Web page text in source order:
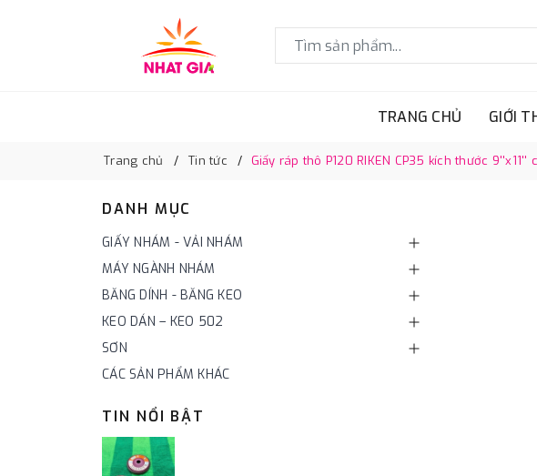
TRANG CHỦ GIỚI
Trang chủ Tin tức Giấy ráp thô P120 RIKEN CP35 kích thước
DANH MỤC
GIẤY NHÁM - VẢI NHÁM
MÁY NGÀNH NHÁM
BĂNG DÍNH - BĂNG KEO
KEO DÁN – KEO 502
SƠN
CÁC SẢN PHẨM KHÁC
TIN NỔI BẬT